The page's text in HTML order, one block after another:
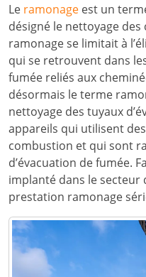
Le ramonage est un
désigné le nettoyage des
ramonage se limitait à
qui se retrouvent dans
fumée reliés aux
désormais le terme
nettoyage des tuyaux
appareils qui utilisent
combustion et qui sont
d’évacuation de fumée.
implanté dans le secteur
prestation ramonage